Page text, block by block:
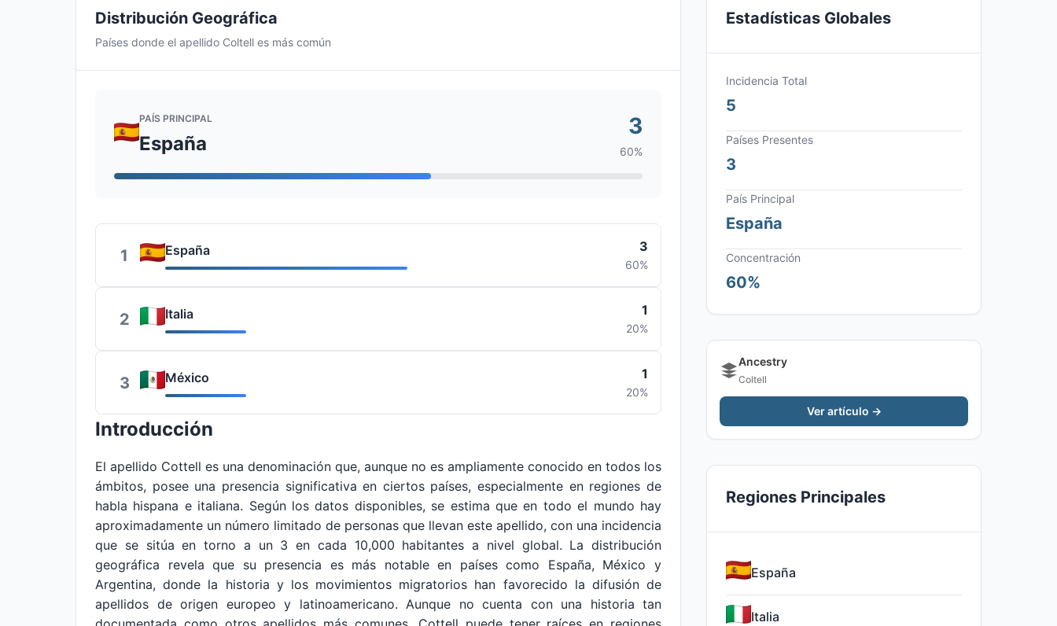
Distribución Geográfica
Países donde el apellido Coltell es más común
PAÍS PRINCIPAL
España
3
60%
1 España 3
60%
2 Italia 1
20%
3 México 1
20%
Introducción
El apellido Cottell es una denominación que, aunque no es ampliamente conocido en todos los
ámbitos, posee una presencia significativa en ciertos países, especialmente en regiones de
habla hispana e italiana. Según los datos disponibles, se estima que en todo el mundo hay
aproximadamente un número limitado de personas que llevan este apellido, con una incidencia
que se sitúa en torno a un 3 en cada 10,000 habitantes a nivel global. La distribución
geográfica revela que su presencia es más notable en países como España, México y
Argentina, donde la historia y los movimientos migratorios han favorecido la difusión de
apellidos de origen europeo y latinoamericano. Aunque no cuenta con una historia tan
Estadísticas Globales
Incidencia Total
5
Países Presentes
3
País Principal
España
Concentración
60%
Ancestry
Coltell
Ver artículo →
Regiones Principales
España
Italia